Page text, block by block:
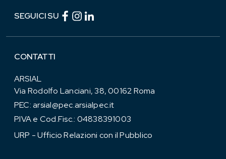
SEGUICI SU Facebook (link esterno)
Instagram (link esterno)
CONTATTI
ARSIAL
Via Rodolfo Lanciani, 38, 00162 Roma
PEC:arsial@pec.arsialpec.it
P.IVA e Cod.Fisc.: 04838391003
URP - Ufficio Relazioni con il Pubblico